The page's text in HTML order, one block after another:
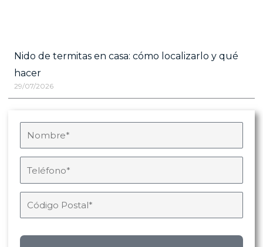
Nido de termitas en casa: cómo localizarlo y qué
hacer
29/07/2026